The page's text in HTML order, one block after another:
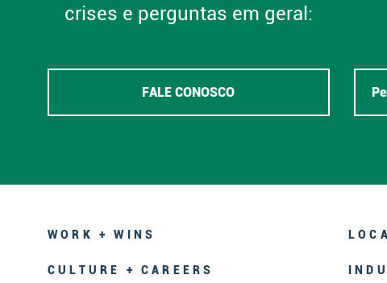
crises e perguntas em geral:
FALE CONOSCO
WORK + WINS
CULTURE + CAREERS